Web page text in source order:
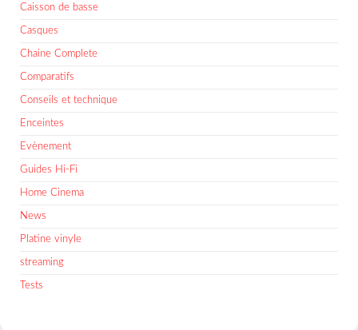
Caisson de basse
Casques
Chaine Complete
Comparatifs
Conseils et technique
Enceintes
Evènement
Guides Hi-Fi
Home Cinema
News
Platine vinyle
streaming
Tests